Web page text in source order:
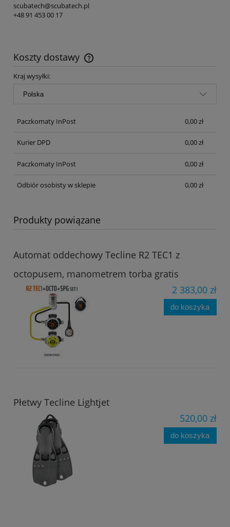
scubatech@scubatech.pl
+48 91 453 00 17
Koszty dostawy
Cena nie zawiera ewentualnych kosztów płatności
Kraj wysyłki:
Paczkomaty InPost 0,00 zł
Kurier DPD 0,00 zł
Paczkomaty InPost 0,00 zł
Odbiór osobisty w sklepie 0,00 zł
Produkty powiązane
Automat oddechowy Tecline R2 TEC1 z
octopusem, manometrem torba gratis
2 383,00 zł
do koszyka
Płetwy Tecline Lightjet
520,00 zł
do koszyka